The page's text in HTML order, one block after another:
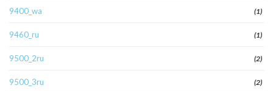
9400_wa (1)
9460_ru (1)
9500_2ru (2)
9500_3ru (2)